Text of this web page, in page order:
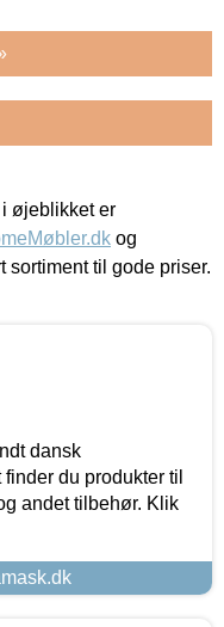
øjeblikket er
og
sortiment til gode priser.
dansk
du produkter til
andet tilbehør. Klik